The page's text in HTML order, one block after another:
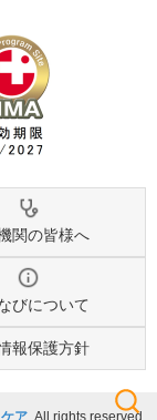
関の皆様へ
びについて
報保護方針
ア , All rights reserved.